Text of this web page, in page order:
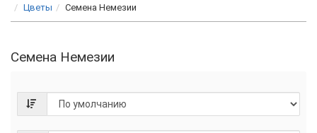
Цветы Семена Немезии
Семена Немезии